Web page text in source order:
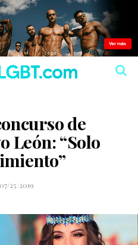
de
León: “Solo
07/25/2019